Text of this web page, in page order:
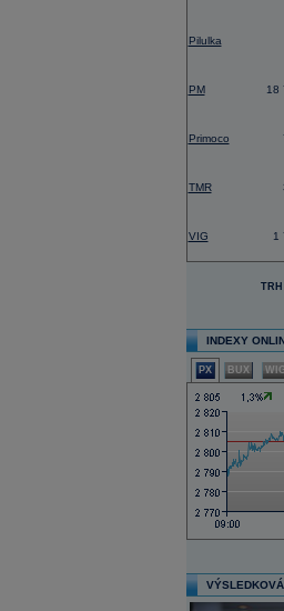
Pilulka
PM 18
Primoco
TMR
VIG 1
INDEXY
PX BUX